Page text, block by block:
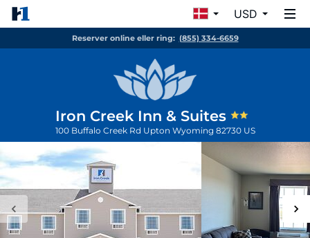
USD
Reserver online eller ring: (855) 334-6659
Iron Creek Inn & Suites
100 Buffalo Creek Rd Upton Wyoming 82730 US